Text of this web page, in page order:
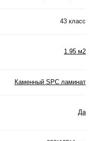
43 класс
1.95 м2
Каменный SPC ламинат
Да